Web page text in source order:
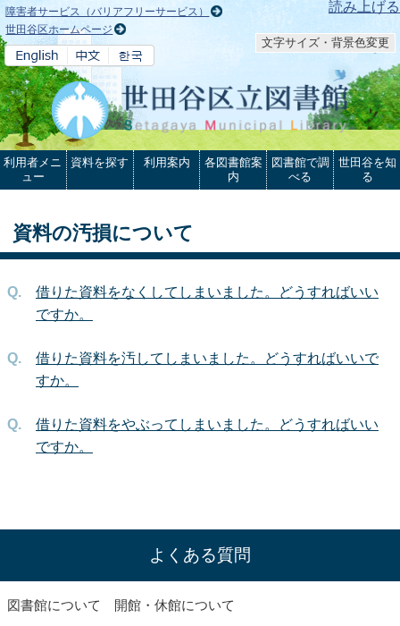
本文へ 読み上げる
障害者サービス（バリアフリーサービス）
世田谷区ホームページ
文字サイズ・背景色変更
利用者メニ
ュー
資料を探す 利用案内
各図書館案
内
図書館で調
べる
世田谷を知
る
資料の汚損について
借りた資料をなくしてしまいました。どうすればいい
ですか。
借りた資料を汚してしまいました。どうすればいいで
すか。
借りた資料をやぶってしまいました。どうすればいい
ですか。
よくある質問
図書館について 開館・休館について